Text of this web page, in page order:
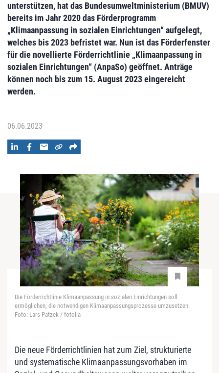
unterstützen, hat das Bundesumweltministerium (BMUV)
bereits im Jahr 2020 das Förderprogramm
„Klimaanpassung in sozialen Einrichtungen“ aufgelegt,
welches bis 2023 befristet war. Nun ist das Förderfenster
für die novellierte Förderrichtlinie „Klimaanpassung in
sozialen Einrichtungen“ (AnpaSo) geöffnet. Anträge
können noch bis zum 15. August 2023 eingereicht
werden.
06.06.2023
Die Förderrichtlinie Klimaanpassung in sozialen Einrichtungen soll
ermöglichen, die notwendigen Klimaanpassungsprozesse umzusetzen.
Foto: Lars Patzek / fotolia
Die neue Förderrichtlinien hat zum Ziel, strukturierte
und systematische Klimaanpassungsvorhaben im